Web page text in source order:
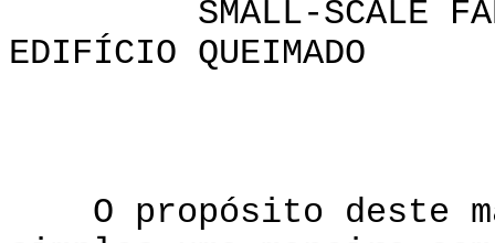
SMALL-SCALE
EDIFÍCIO QUEIMADO
O propósito deste